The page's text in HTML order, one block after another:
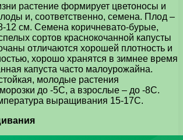
растение формирует цветоносы и
и, соответственно, семена. Плод –
12 см. Семена коричневато-бурые,
сортов краснокочанной капусты
отличаются хорошей плотность и
хорошо хранятся в зимнее время
капуста часто малоурожайна.
молодые растения
до -5С, а взрослые – до -8С.
выращивания 15-17С.